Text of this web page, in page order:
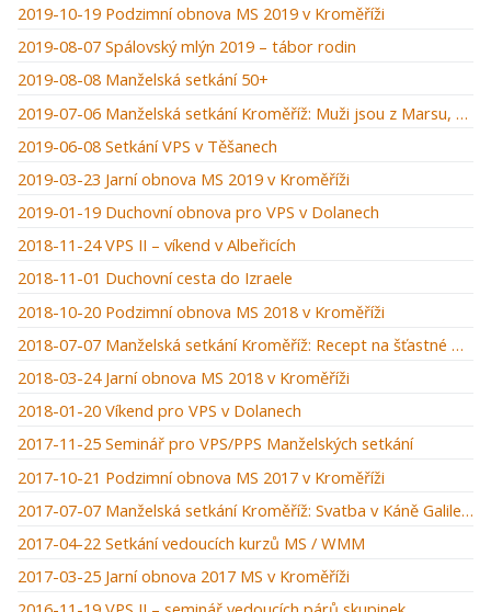
2019-10-19 Podzimní obnova MS 2019 v Kroměříži
2019-08-07 Spálovský mlýn 2019 – tábor rodin
2019-08-08 Manželská setkání 50+
2019-07-06 Manželská setkání Kroměříž: Muži jsou z Marsu, ženy z Venuše
2019-06-08 Setkání VPS v Těšanech
2019-03-23 Jarní obnova MS 2019 v Kroměříži
2019-01-19 Duchovní obnova pro VPS v Dolanech
2018-11-24 VPS II – víkend v Albeřicích
2018-11-01 Duchovní cesta do Izraele
2018-10-20 Podzimní obnova MS 2018 v Kroměříži
2018-07-07 Manželská setkání Kroměříž: Recept na šťastné manželství
2018-03-24 Jarní obnova MS 2018 v Kroměříži
2018-01-20 Víkend pro VPS v Dolanech
2017-11-25 Seminář pro VPS/PPS Manželských setkání
2017-10-21 Podzimní obnova MS 2017 v Kroměříži
2017-07-07 Manželská setkání Kroměříž: Svatba v Káně Galilejské
2017-04-22 Setkání vedoucích kurzů MS / WMM
2017-03-25 Jarní obnova 2017 MS v Kroměříži